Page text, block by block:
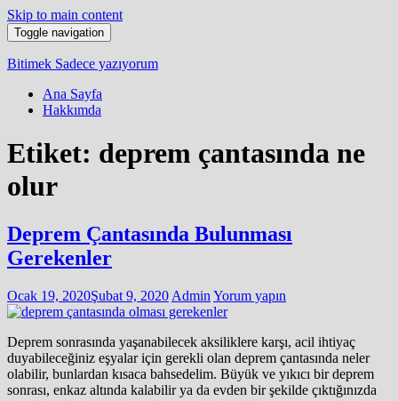
Skip to main content
Toggle navigation
Bitimek Sadece yazıyorum
Ana Sayfa
Hakkımda
Etiket: deprem çantasında ne
olur
Deprem Çantasında Bulunması
Gerekenler
Ocak 19, 2020Şubat 9, 2020 Admin Yorum yapın
Deprem sonrasında yaşanabilecek aksiliklere karşı, acil ihtiyaç
duyabileceğiniz eşyalar için gerekli olan deprem çantasında neler
olabilir, bunlardan kısaca bahsedelim. Büyük ve yıkıcı bir deprem
sonrası, enkaz altında kalabilir ya da evden bir şekilde çıktığınızda